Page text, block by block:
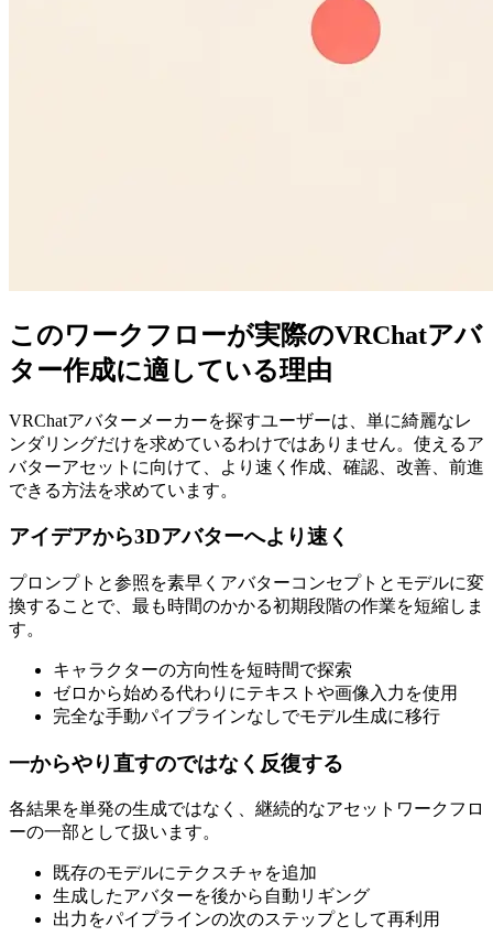
このワークフローが実際のVRChatアバ
ター作成に適している理由
VRChatアバターメーカーを探すユーザーは、単に綺麗なレ
ンダリングだけを求めているわけではありません。使えるア
バターアセットに向けて、より速く作成、確認、改善、前進
できる方法を求めています。
アイデアから3Dアバターへより速く
プロンプトと参照を素早くアバターコンセプトとモデルに変
換することで、最も時間のかかる初期段階の作業を短縮しま
す。
キャラクターの方向性を短時間で探索
ゼロから始める代わりにテキストや画像入力を使用
完全な手動パイプラインなしでモデル生成に移行
一からやり直すのではなく反復する
各結果を単発の生成ではなく、継続的なアセットワークフロ
ーの一部として扱います。
既存のモデルにテクスチャを追加
生成したアバターを後から自動リギング
出力をパイプラインの次のステップとして再利用